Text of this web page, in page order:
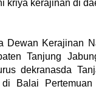
kriya kerajinan di
Dewan Kerajinan
Tanjung
dekranasda
Balai Pertemuan